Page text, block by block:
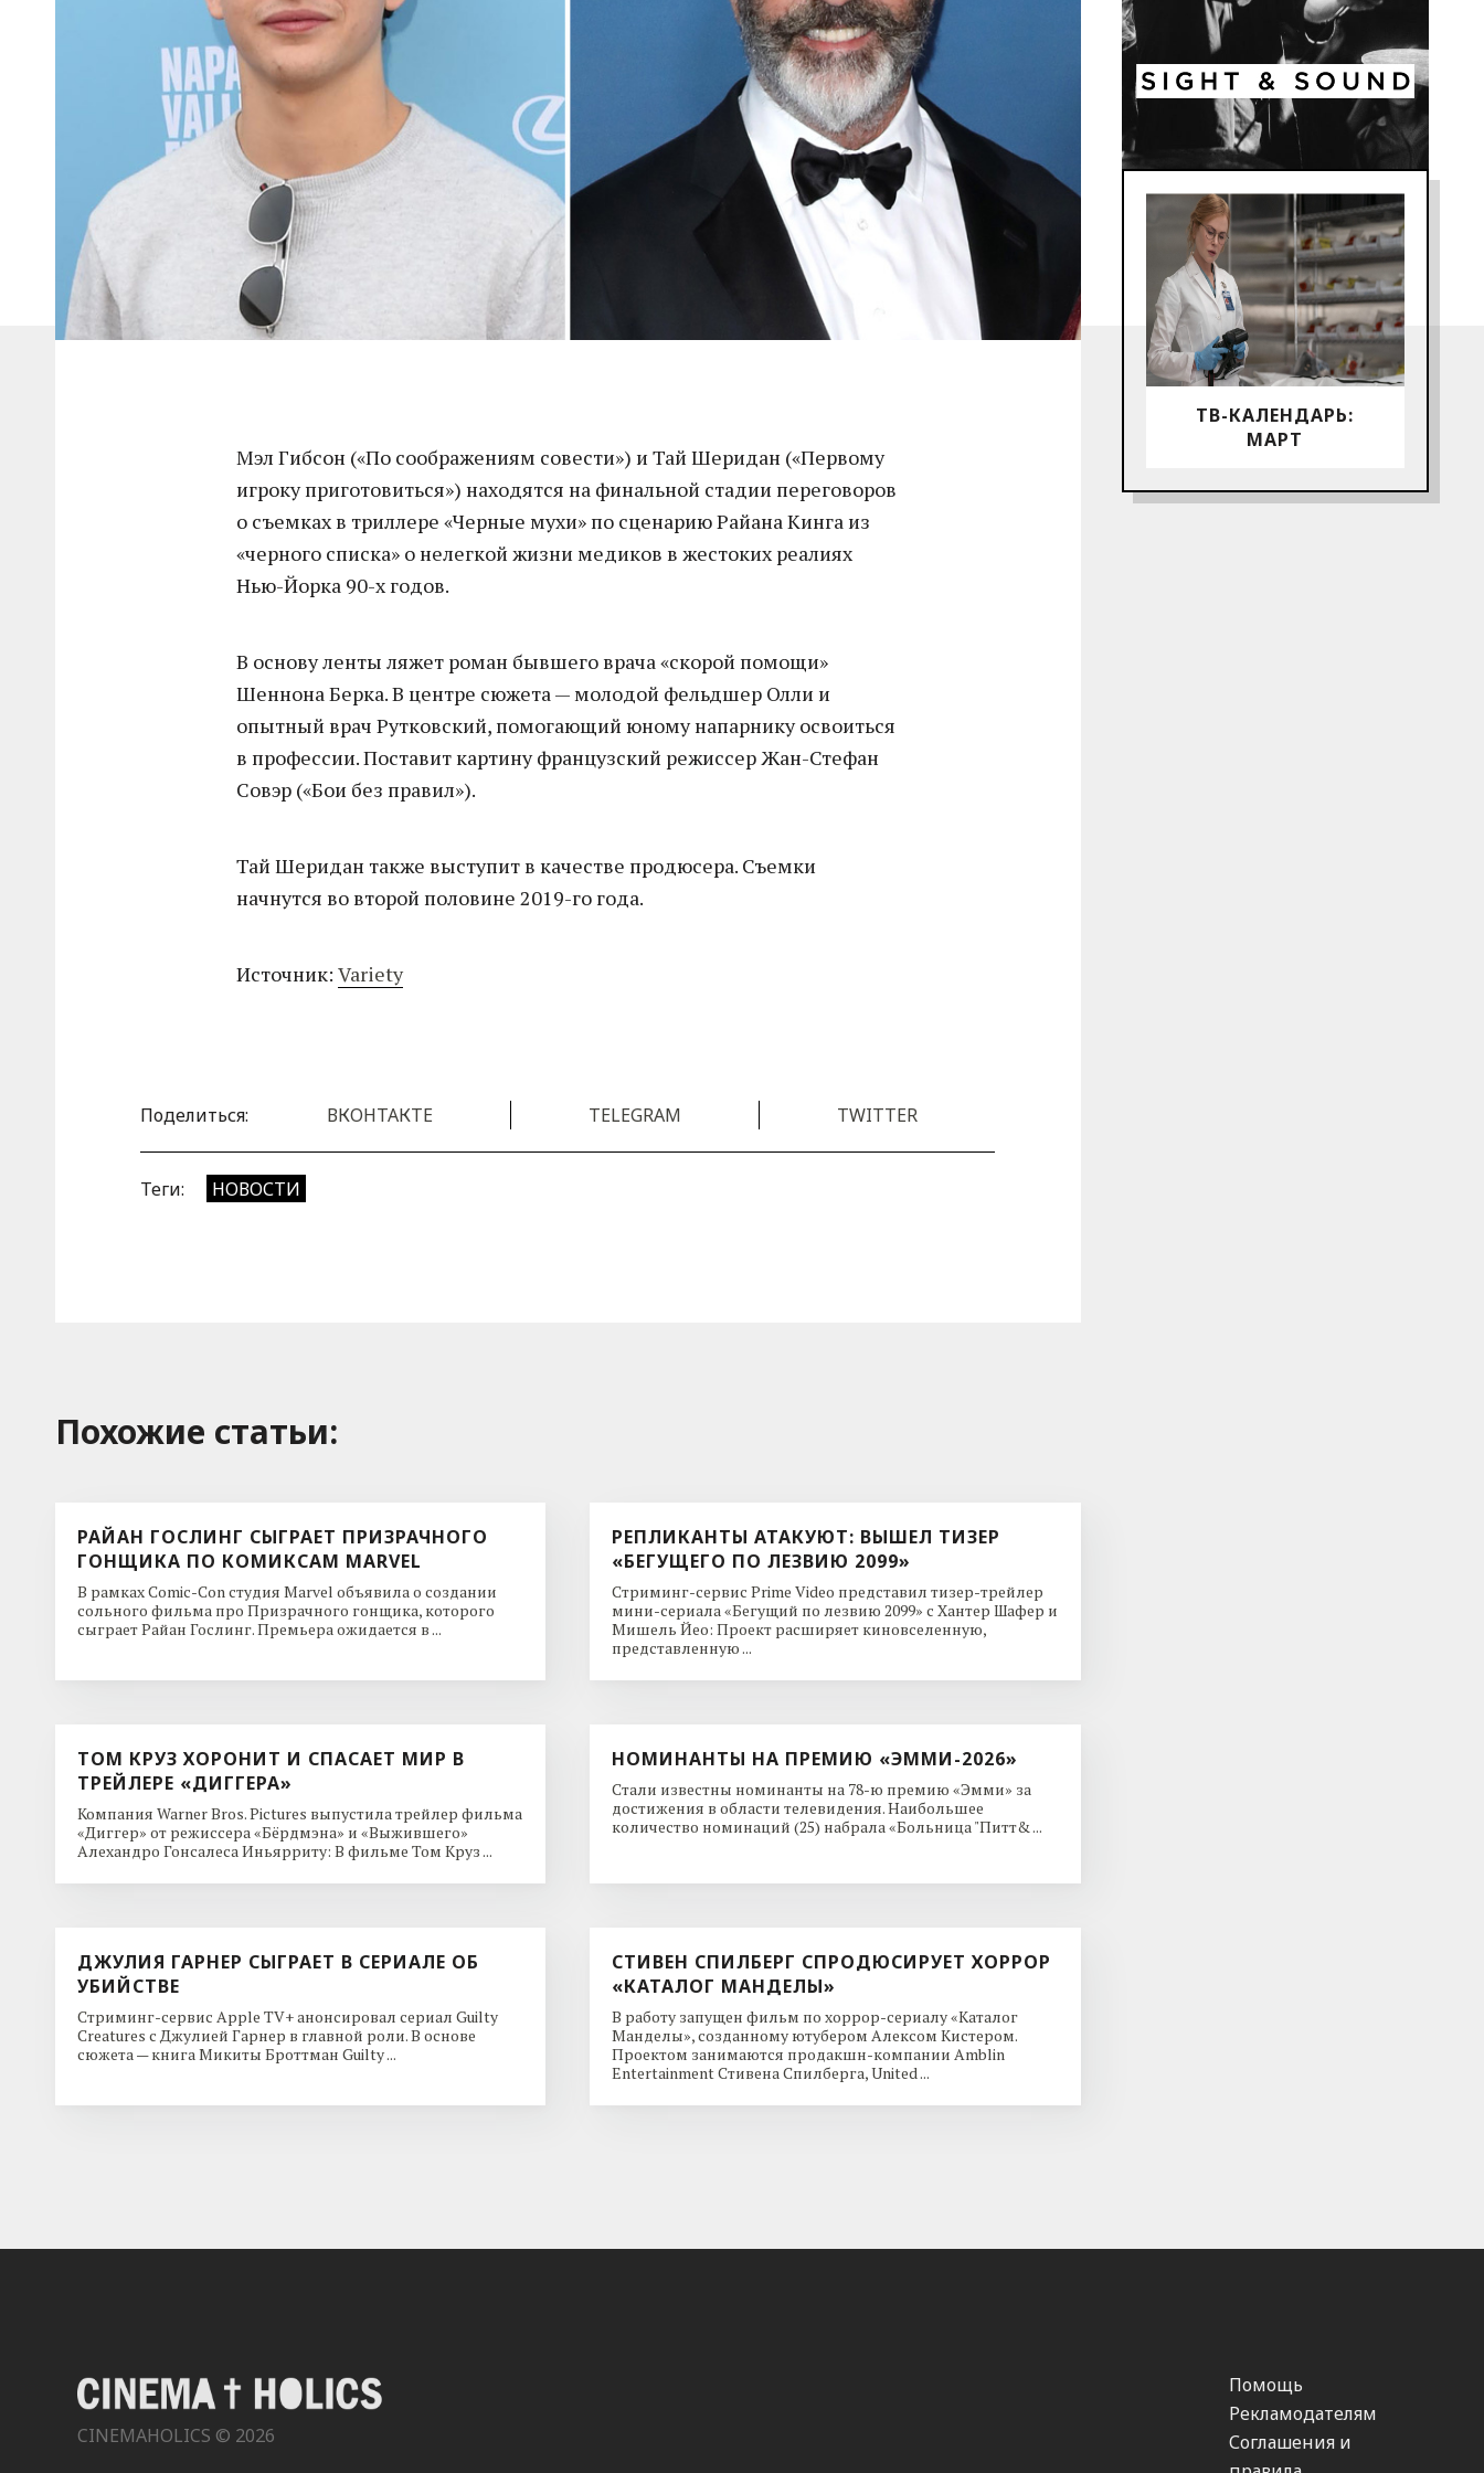
ТВ-КАЛЕНДАРЬ:
МАРТ
Мэл Гибсон («По соображениям совести») и Тай Шеридан («Первому
игроку приготовиться») находятся на финальной стадии переговоров
о съемках в триллере «Черные мухи» по сценарию Райана Кинга из
«черного списка» о нелегкой жизни медиков в жестоких реалиях
Нью-Йорка 90-х годов.
В основу ленты ляжет роман бывшего врача «скорой помощи»
Шеннона Берка. В центре сюжета — молодой фельдшер Олли и
опытный врач Рутковский, помогающий юному напарнику освоиться
в профессии. Поставит картину французский режиссер Жан-Стефан
Совэр («Бои без правил»).
Тай Шеридан также выступит в качестве продюсера. Съемки
начнутся во второй половине 2019-го года.
Источник:Variety
Поделиться: ВКОНТАКТЕ TELEGRAM TWITTER
Теги: НОВОСТИ
Похожие cтатьи:
РАЙАН ГОСЛИНГ СЫГРАЕТ ПРИЗРАЧНОГО
ГОНЩИКА ПО КОМИКСАМ MARVEL
В рамках Comic-Con студия Marvel объявила о создании
сольного фильма про Призрачного гонщика, которого
сыграет Райан Гослинг. Премьера ожидается в ...
РЕПЛИКАНТЫ АТАКУЮТ: ВЫШЕЛ ТИЗЕР
«БЕГУЩЕГО ПО ЛЕЗВИЮ 2099»
Стриминг-сервис Prime Video представил тизер-трейлер
мини-сериала «Бегущий по лезвию 2099» с Хантер Шафер и
Мишель Йео: Проект расширяет киновселенную,
представленную ...
ТОМ КРУЗ ХОРОНИТ И СПАСАЕТ МИР В
ТРЕЙЛЕРЕ «ДИГГЕРА»
Компания Warner Bros. Pictures выпустила трейлер фильма
«Диггер» от режиссера «Бёрдмэна» и «Выжившего»
Алехандро Гонсалеса Иньярриту: В фильме Том Круз ...
НОМИНАНТЫ НА ПРЕМИЮ «ЭММИ-2026»
Стали известны номинанты на 78-ю премию «Эмми» за
достижения в области телевидения. Наибольшее
количество номинаций (25) набрала «Больница "Питт& ...
ДЖУЛИЯ ГАРНЕР СЫГРАЕТ В СЕРИАЛЕ ОБ
УБИЙСТВЕ
Стриминг-сервис Apple TV+ анонсировал сериал Guilty
Creatures с Джулией Гарнер в главной роли. В основе
сюжета — книга Микиты Броттман Guilty ...
СТИВЕН СПИЛБЕРГ СПРОДЮСИРУЕТ ХОРРОР
«КАТАЛОГ МАНДЕЛЫ»
В работу запущен фильм по хоррор-сериалу «Каталог
Манделы», созданному ютубером Алексом Кистером.
Проектом занимаются продакшн-компании Amblin
Entertainment Стивена Спилберга, United ...
CINEMAHOLICS © 2026
Помощь
Рекламодателям
Соглашения и